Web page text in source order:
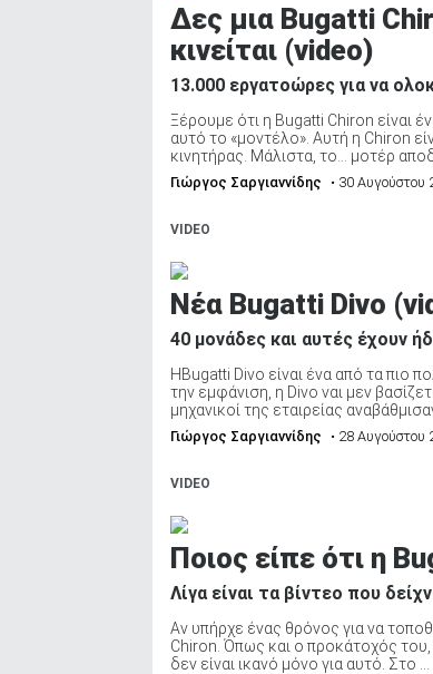
Δες μια Bugatti
κινείται (video)
13.000 εργατοώρες για να
Ξέρουμε ότι η Bugatti Chiron είναι
αυτό το «μοντέλο». Αυτή η Chiron
κινητήρας. Μάλιστα, το… μοτέρ
Γιώργος Σαργιαννίδης • 30 Αυγούστου
VIDEO
Νέα Bugatti Divo
40 μονάδες και αυτές έχουν
HBugatti Divo είναι ένα από τα πιο
την εμφάνιση, η Divo ναι μεν
μηχανικοί της εταιρείας
Γιώργος Σαργιαννίδης • 28 Αυγούστου
VIDEO
Ποιος είπε ότι η
Λίγα είναι τα βίντεο που
Αν υπήρχε ένας θρόνος για να
Chiron. Όπως και ο προκάτοχός του,
δεν είναι ικανό μόνο για αυτό. Στο ...